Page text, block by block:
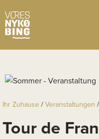
Ihr Zuhause / Veranstaltungen /
Tour de